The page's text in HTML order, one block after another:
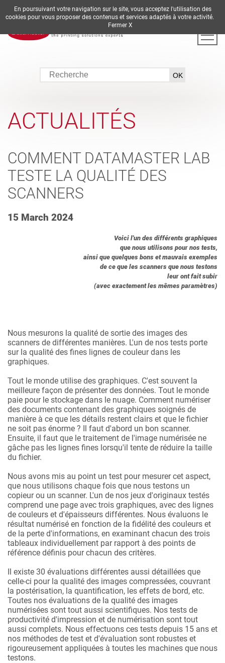
DE EN ES FR IT
ACTUALITÉS
COMMENT DATAMASTER LAB
TESTE LA QUALITÉ DES
SCANNERS
15 March 2024
Voici l'un des différents graphiques
que nous utilisons pour nos tests,
ainsi que quelques bons et mauvais exemples
de ce que les scanners que nous testons
leur ont fait subir
(avec exactement les mêmes paramètres)
Nous mesurons la qualité de sortie des images des
scanners de différentes manières. L'un de nos tests porte
sur la qualité des fines lignes de couleur dans les
graphiques.
Tout le monde utilise des graphiques. C'est souvent la
meilleure façon de présenter des données. Tout le monde
paie pour le stockage dans le nuage. Comment numériser
des documents contenant des graphiques soignés de
manière à ce que les détails restent clairs et que le fichier
ne soit pas énorme ? Il faut d'abord un bon scanner.
Ensuite, il faut que le traitement de l'image numérisée ne
gâche pas les lignes fines lorsqu'il tente de réduire la taille
du fichier.
Nous avons mis au point un test pour mesurer cet aspect,
que nous utilisons chaque fois que nous testons un
copieur ou un scanner. L'un de nos jeux d'originaux testés
comprend une page avec trois graphiques, avec des lignes
de couleurs et d'épaisseurs différentes. Nous évaluons le
résultat numérisé en fonction de la fidélité des couleurs et
de la perte d'informations, en examinant chacun des trois
tableaux individuellement par rapport à des points de
référence définis pour chacun des critères.
Il existe 30 évaluations différentes aussi détaillées que
celle-ci pour la qualité des images compressées, couvrant
la postérisation, la quantification, les effets de bord, etc.
Toutes nos évaluations de la qualité des images
numérisées sont tout aussi scientifiques. Nos tests de
productivité d'impression et de numérisation sont tout
aussi complets. Nous effectuons ces tests depuis 15 ans et
nos méthodes de test et d'évaluation sont robustes et
rigoureusement appliquées à toutes les machines que nous
testons.
En poursuivant votre navigation sur le site, vous acceptez l'utilisation des
cookies pour vous proposer des contenus et services adaptés à votre activité.
Fermer X